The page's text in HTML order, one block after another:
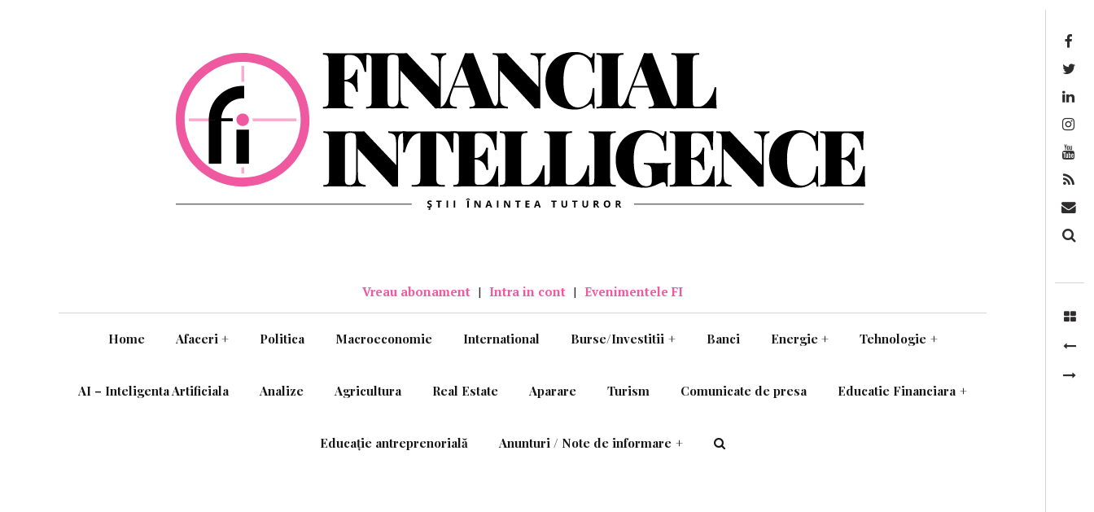
Vreau abonament | Intra in cont | Evenimentele FI
Home Afaceri + Politica Macroeconomie International Burse/Investitii + Banci Energie + Tehnologie +
AI – Inteligenta Artificiala Analize Agricultura Real Estate Aparare Turism Comunicate de presa Educatie Financiara +
Educație antreprenorială Anunturi / Note de informare +